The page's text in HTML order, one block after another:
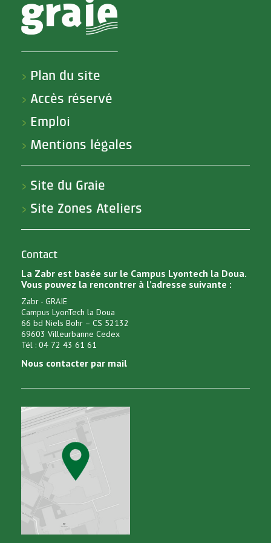
> Plan du site
> Accès réservé
> Emploi
> Mentions légales
> Site du Graie
> Site Zones Ateliers
Contact
La Zabr est basée sur le Campus Lyontech la Doua.
Vous pouvez la rencontrer à l’adresse suivante :
Zabr - GRAIE
Campus LyonTech la Doua
66 bd Niels Bohr – CS 52132
69603 Villeurbanne Cedex
Tél : 04 72 43 61 61
Nous contacter par mail